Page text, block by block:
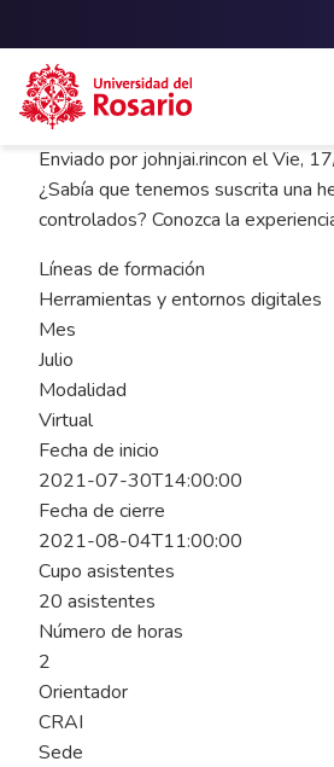
Pasar al contenido principal
Enviado por johnjai.rincon elVie,
¿Sabía que tenemos suscrita una
controlados? Conozca la
Líneas de formación
Herramientas y entornos digitales
Mes
Julio
Modalidad
Virtual
Fecha de inicio
2021-07-30T14:00:00
Fecha de cierre
2021-08-04T11:00:00
Cupo asistentes
20 asistentes
Número de horas
2
Orientador
CRAI
Sede